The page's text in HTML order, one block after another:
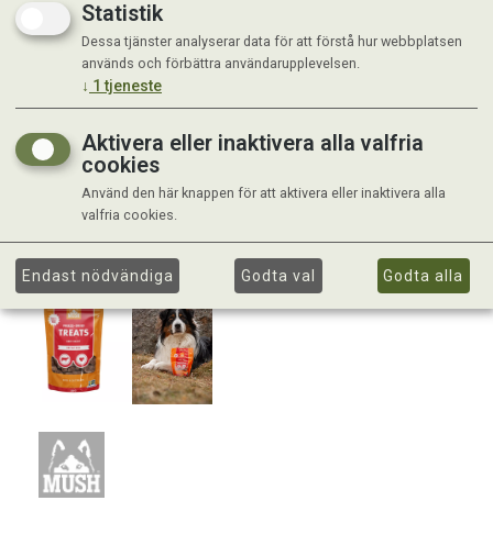
Statistik
Dessa tjänster analyserar data för att förstå hur webbplatsen
används och förbättra användarupplevelsen.
↓ 1 tjeneste
Aktivera eller inaktivera alla valfria
cookies
Använd den här knappen för att aktivera eller inaktivera alla
valfria cookies.
Endast nödvändiga Godta val Godta alla